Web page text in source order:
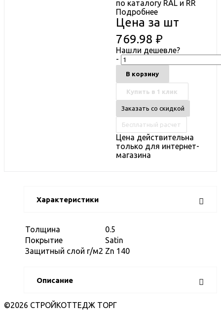
по каталогу RAL и RR
Подробнее
Цена за шт
769.98 ₽
Нашли дешевле?
-
В корзину
Купить в 1 клик
Заказать со скидкой
Бесплатный расчет
Цена действительна
только для интернет-
магазина
Характеристики
Толщина
0.5
Покрытие
Satin
Защитный слой г/м2 Zn 140
Описание
©2026 СТРОЙКОТТЕДЖ ТОРГ